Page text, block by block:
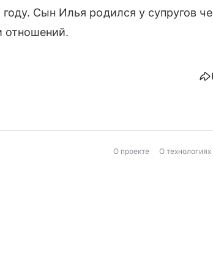
Сын Илья родился у супругов
отношений.
О проекте О